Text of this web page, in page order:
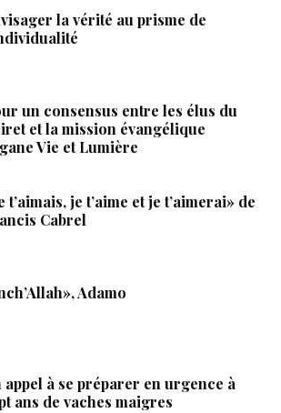
la vérité au prisme de
un consensus entre les élus du
et la mission évangélique
Vie et Lumière
t’aimais, je t’aime et je t’aimerai» de
Cabrel
Adamo
appel à se préparer en urgence à
ans de vaches maigres